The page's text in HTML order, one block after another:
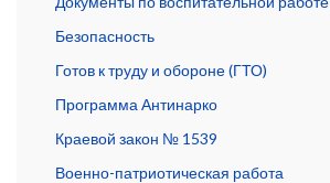
Безопасность
Готов к труду и обороне (ГТО)
Программа Антинарко
Краевой закон № 1539
Военно-патриотическая работа